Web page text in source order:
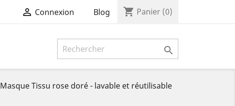
 Connexion Blog shopping_cart Panier (0)

Masque Tissu rose doré - lavable et réutilisable